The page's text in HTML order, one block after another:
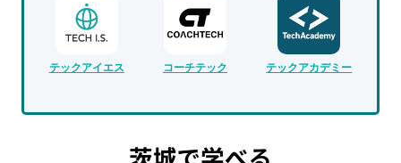
テックアイエス コーチテック テックアカデミー